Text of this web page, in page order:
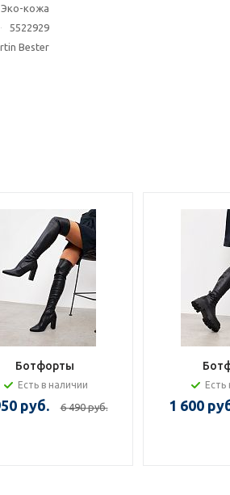
Эко-кожа
5522929
Bester
Ботфорты
Есть в наличии
руб. 6 490 руб.
Есть
1 600